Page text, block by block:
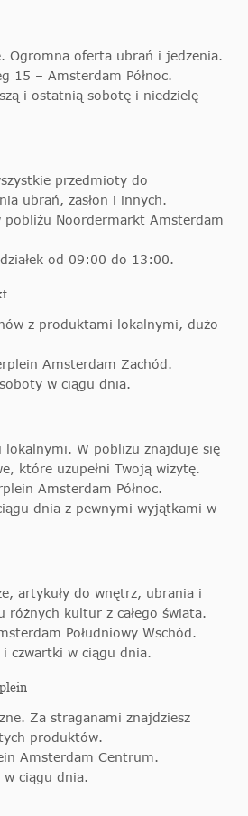
Ogromna oferta ubrań i jedzenia.
15 – Amsterdam Północ.
i ostatnią sobotę i niedzielę
przedmioty do
ubrań, zasłon i innych.
pobliżu Noordermarkt Amsterdam
od 09:00 do 13:00.
z produktami lokalnymi, dużo
Amsterdam Zachód.
w ciągu dnia.
lokalnymi. W pobliżu znajduje się
które uzupełni Twoją wizytę.
Amsterdam Północ.
dnia z pewnymi wyjątkami w
artykuły do wnętrz, ubrania i
różnych kultur z całego świata.
Południowy Wschód.
i czwartki w ciągu dnia.
Za straganami znajdziesz
produktów.
Amsterdam Centrum.
w ciągu dnia.